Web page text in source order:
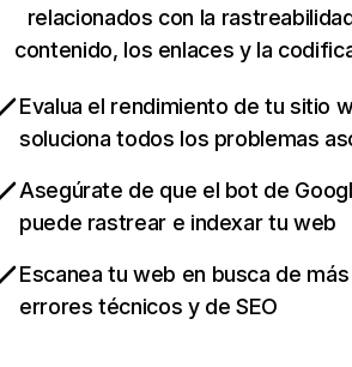
relacionados con la
contenido, los enlaces y la
Evalua el rendimiento de tu sitio
soluciona todos los problemas
Asegúrate de que el bot de
puede rastrear e indexar tu web
Escanea tu web en busca de
errores técnicos y de SEO